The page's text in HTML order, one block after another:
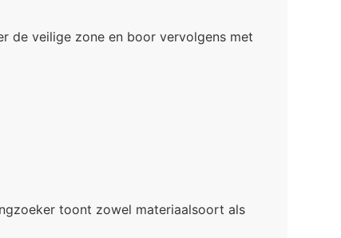
de veilige zone en boor vervolgens met
toont zowel materiaalsoort als